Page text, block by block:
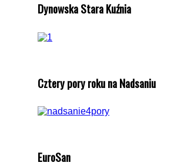
Dynowska Stara Kuźnia
Cztery pory roku na Nadsaniu
EuroSan